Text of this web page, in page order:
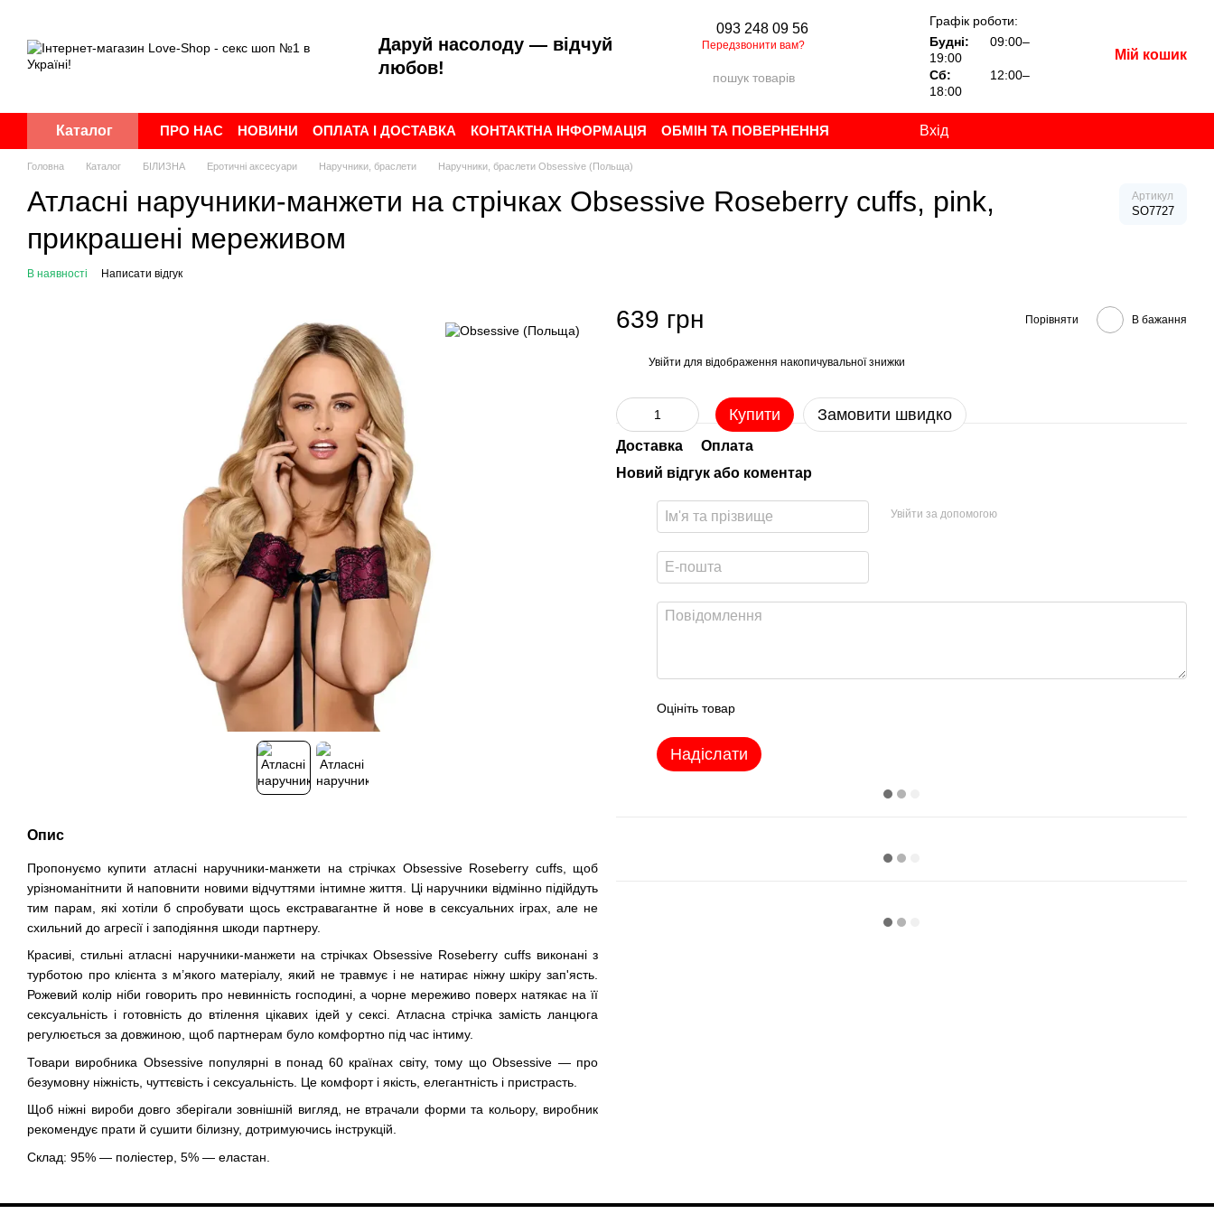
Даруй насолоду — відчуй
любов!
093 248 09 56
Передзвонити вам?
Графік роботи:
Будні:
09:00–
19:00
Сб:
12:00–
18:00
Мій кошик
Каталог ПРО НАС НОВИНИ ОПЛАТА І ДОСТАВКА КОНТАКТНА ІНФОРМАЦІЯ
ОБМІН ТА ПОВЕРНЕННЯ
ПУБЛІЧНА ОФЕРТА
УГОДА КОРИСТУВАЧА БРЕНДИ ВІДГУКИ ПРО МАГАЗИН
Вхід
Головна Каталог БІЛИЗНА Еротичні аксесуари Наручники, браслети Наручники, браслети Obsessive (Польща)
Атласні наручники-манжети на стрічках Obsessive Roseberry cuffs, pink,
прикрашені мереживом
Артикул
SO7727
В наявності Написати відгук
Опис
Пропонуємо купити атласні наручники-манжети на стрічках Obsessive Roseberry cuffs, щоб
урізноманітнити й наповнити новими відчуттями інтимне життя. Ці наручники відмінно підійдуть
тим парам, які хотіли б спробувати щось екстравагантне й нове в сексуальних іграх, але не
схильний до агресії і заподіяння шкоди партнеру.
Красиві, стильні атласні наручники-манжети на стрічках Obsessive Roseberry cuffs виконані з
турботою про клієнта з м’якого матеріалу, який не травмує і не натирає ніжну шкіру зап'ясть.
Рожевий колір ніби говорить про невинність господині, а чорне мереживо поверх натякає на її
сексуальність і готовність до втілення цікавих ідей у сексі. Атласна стрічка замість ланцюга
регулюється за довжиною, щоб партнерам було комфортно під час інтиму.
Товари виробника Obsessive популярні в понад 60 країнах світу, тому що Obsessive — про
безумовну ніжність, чуттєвість і сексуальність. Це комфорт і якість, елегантність і пристрасть.
Щоб ніжні вироби довго зберігали зовнішній вигляд, не втрачали форми та кольору, виробник
рекомендує прати й сушити білизну, дотримуючись інструкцій.
Склад: 95% — поліестер, 5% — еластан.
639 грн Порівняти В бажання
Увійти для відображення накопичувальної знижки
Купити Замовити швидко
Доставка
Оплата
Новий відгук або коментар
Увійти за допомогою
Оцініть товар
Надіслати